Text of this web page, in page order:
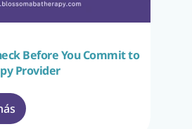
Before You Commit to
Provider